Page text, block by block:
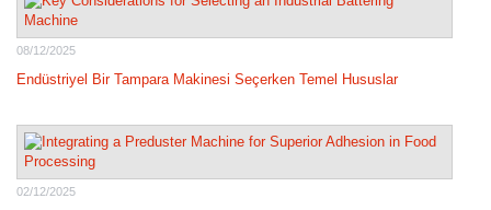
08/12/2025
Endüstriyel Bir Tampara Makinesi Seçerken Temel Hususlar
02/12/2025